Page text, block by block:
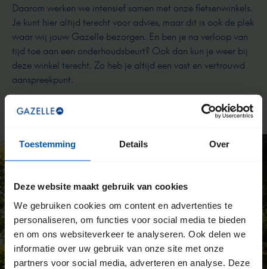
Toestemming Details Over
Deze website maakt gebruik van cookies
We gebruiken cookies om content en advertenties te
personaliseren, om functies voor social media te bieden
en om ons websiteverkeer te analyseren. Ook delen we
informatie over uw gebruik van onze site met onze
partners voor social media, adverteren en analyse. Deze
Daarom werken we intensief samen met onze fietsenwinkels.
Je kunt hier altijd terecht voor advies, maar dit is ook de plek
waar wij jouw Gazelle bezorgen. En ben je na verloop van
tijd toe aan een onderhoudsbeurt? Ook dan kun je weer bij
deze winkel terecht. Zo heb je altijd een vast en vertrouwd
aanspreekpunt.